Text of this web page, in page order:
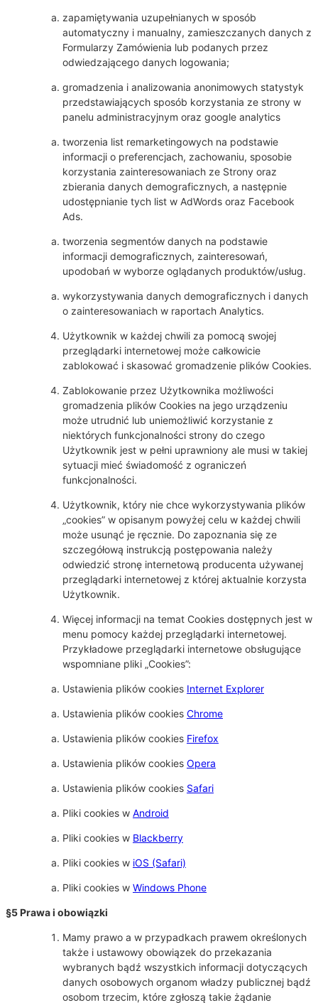
zapamiętywania uzupełnianych w sposób
automatyczny i manualny, zamieszczanych danych z
Formularzy Zamówienia lub podanych przez
odwiedzającego danych logowania;
gromadzenia i analizowania anonimowych statystyk
przedstawiających sposób korzystania ze strony w
panelu administracyjnym oraz google analytics
tworzenia list remarketingowych na podstawie
informacji o preferencjach, zachowaniu, sposobie
korzystania zainteresowaniach ze Strony oraz
zbierania danych demograficznych, a następnie
udostępnianie tych list w AdWords oraz Facebook
Ads.
tworzenia segmentów danych na podstawie
informacji demograficznych, zainteresowań,
upodobań w wyborze oglądanych produktów/usług.
wykorzystywania danych demograficznych i danych
o zainteresowaniach w raportach Analytics.
Użytkownik w każdej chwili za pomocą swojej
przeglądarki internetowej może całkowicie
zablokować i skasować gromadzenie plików Cookies.
Zablokowanie przez Użytkownika możliwości
gromadzenia plików Cookies na jego urządzeniu
może utrudnić lub uniemożliwić korzystanie z
niektórych funkcjonalności strony do czego
Użytkownik jest w pełni uprawniony ale musi w takiej
sytuacji mieć świadomość z ograniczeń
funkcjonalności.
Użytkownik, który nie chce wykorzystywania plików
„cookies” w opisanym powyżej celu w każdej chwili
może usunąć je ręcznie. Do zapoznania się ze
szczegółową instrukcją postępowania należy
odwiedzić stronę internetową producenta używanej
przeglądarki internetowej z której aktualnie korzysta
Użytkownik.
Więcej informacji na temat Cookies dostępnych jest w
menu pomocy każdej przeglądarki internetowej.
Przykładowe przeglądarki internetowe obsługujące
wspomniane pliki „Cookies”:
Ustawienia plików cookies Internet Explorer
Ustawienia plików cookies Chrome
Ustawienia plików cookies Firefox
Ustawienia plików cookies Opera
Ustawienia plików cookies Safari
Pliki cookies w Android
Pliki cookies w Blackberry
Pliki cookies w iOS (Safari)
Pliki cookies w Windows Phone
§5 Prawa i obowiązki
Mamy prawo a w przypadkach prawem określonych
także i ustawowy obowiązek do przekazania
wybranych bądź wszystkich informacji dotyczących
danych osobowych organom władzy publicznej bądź
osobom trzecim, które zgłoszą takie żądanie